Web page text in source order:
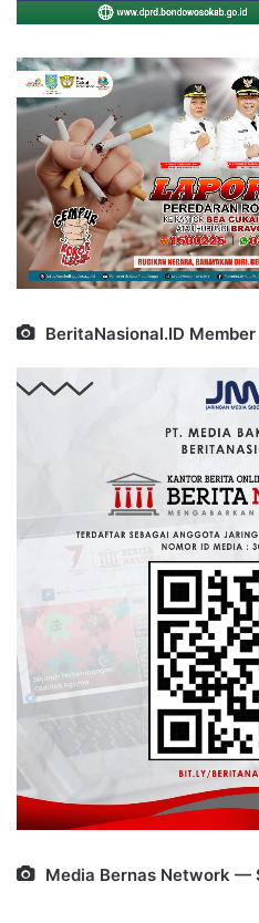
BeritaNasional.ID Member
Media Bernas Network —